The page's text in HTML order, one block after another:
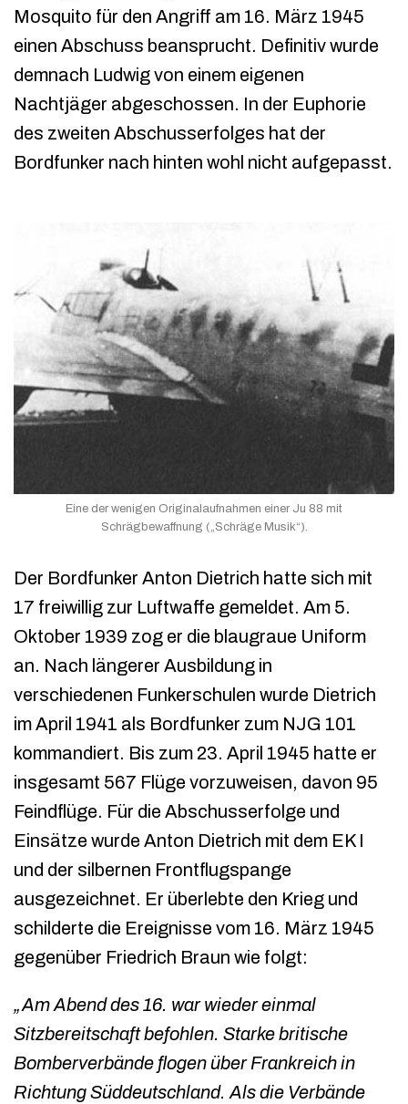
Mosquito für den Angriff am 16. März 1945
einen Abschuss beansprucht. Definitiv wurde
demnach Ludwig von einem eigenen
Nachtjäger abgeschossen. In der Euphorie
des zweiten Abschusserfolges hat der
Bordfunker nach hinten wohl nicht aufgepasst.
Eine der wenigen Originalaufnahmen einer Ju 88 mit
Schrägbewaffnung („Schräge Musik“).
Der Bordfunker Anton Dietrich hatte sich mit
17 freiwillig zur Luftwaffe gemeldet. Am 5.
Oktober 1939 zog er die blaugraue Uniform
an. Nach längerer Ausbildung in
verschiedenen Funkerschulen wurde Dietrich
im April 1941 als Bordfunker zum NJG 101
kommandiert. Bis zum 23. April 1945 hatte er
insgesamt 567 Flüge vorzuweisen, davon 95
Feindflüge. Für die Abschusserfolge und
Einsätze wurde Anton Dietrich mit dem EK I
und der silbernen Frontflugspange
ausgezeichnet. Er überlebte den Krieg und
schilderte die Ereignisse vom 16. März 1945
gegenüber Friedrich Braun wie folgt:
„Am Abend des 16. war wieder einmal
Sitzbereitschaft befohlen. Starke britische
Bomberverbände flogen über Frankreich in
Richtung Süddeutschland. Als die Verbände